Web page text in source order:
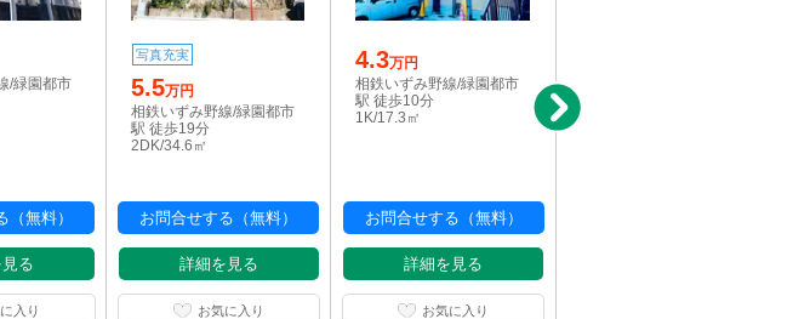
/緑園都市
（無料）
る
入り
写真充実
5.5万円
相鉄いずみ野線/緑園都市
駅 徒歩19分
2DK/34.6㎡
お問合せする（無料）
詳細を見る
お気に入り
4.3万円
相鉄いずみ野線/緑園都市
駅 徒歩10分
1K/17.3㎡
お問合せする（無料）
詳細を見る
お気に入り
相鉄いずみ野線/弥生台